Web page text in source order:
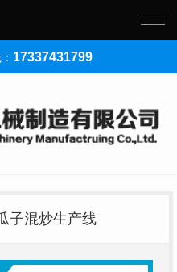
17337431799
子混炒生产线